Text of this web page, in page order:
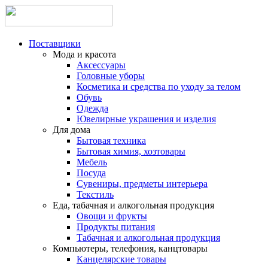
Поставщики
Мода и красота
Аксессуары
Головные уборы
Косметика и средства по уходу за телом
Обувь
Одежда
Ювелирные украшения и изделия
Для дома
Бытовая техника
Бытовая химия, хозтовары
Мебель
Посуда
Сувениры, предметы интерьера
Текстиль
Еда, табачная и алкогольная продукция
Овощи и фрукты
Продукты питания
Табачная и алкогольная продукция
Компьютеры, телефония, канцтовары
Канцелярские товары